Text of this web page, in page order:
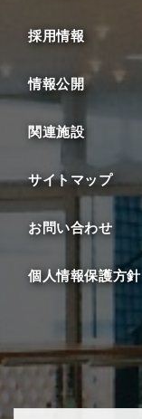
採用情報
情報公開
関連施設
サイトマップ
お問い合わせ
個人情報保護方針